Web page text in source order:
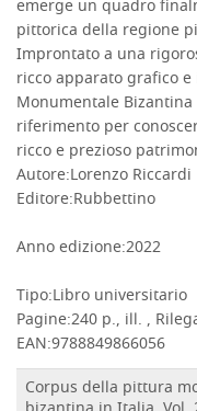
emerge un quadro
pittorica della regione
Improntato a una
ricco apparato grafico
Monumentale
riferimento per
ricco e prezioso
Autore:Lorenzo Riccardi
Editore:Rubbettino
Anno edizione:2022
Tipo:Libro universitario
Pagine:240 p., ill. ,
EAN:9788849866056
Corpus della pittura